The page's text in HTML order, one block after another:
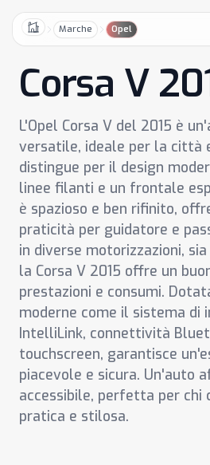
HomeMarche Opel
Corsa V
L'Opel Corsa V del 2015 è
versatile, ideale per la città
distingue per il design
linee filanti e un frontale
è spazioso e ben rifinito,
praticità per guidatore e
in diverse motorizzazioni,
la Corsa V 2015 offre un
prestazioni e consumi.
moderne come il sistema di
IntelliLink, connettività
touchscreen, garantisce
piacevole e sicura. Un'auto
accessibile, perfetta per chi
pratica e stilosa.